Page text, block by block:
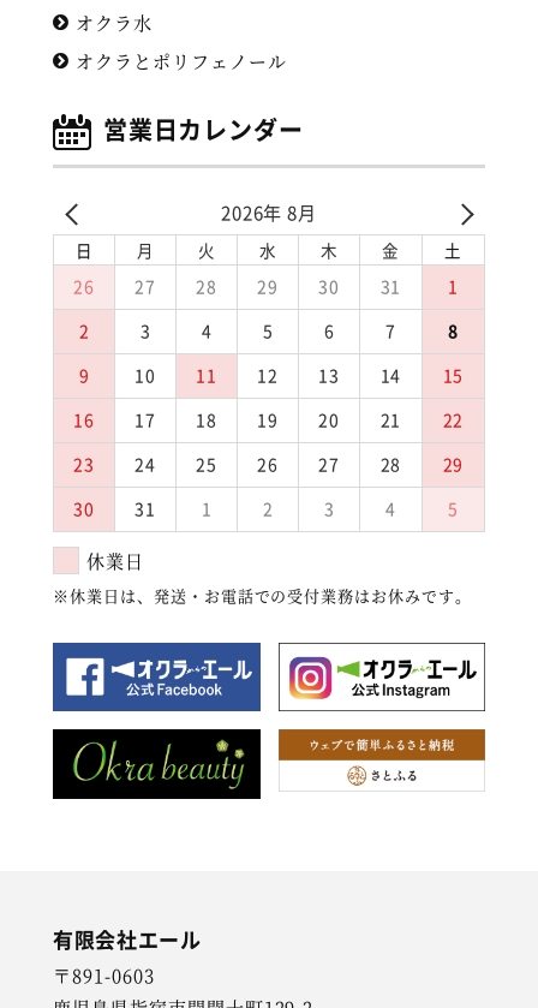
オクラ水
オクラとポリフェノール
営業日カレンダー
2026年 8月
日 月 火 水 木 金
土
26
27 28 29 30 31
1
2
3 4 5 6 7
8
9
10 11 12 13 14
15
16
17 18 19 20 21
22
23
24 25 26 27 28
29
30
31 1 2 3 4 5
休業日
※休業日は、発送・お電話での受付業務はお休みです。
有限会社エール
〒891-0603